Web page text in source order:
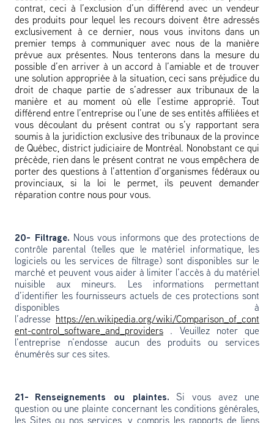
contrat, ceci à l’exclusion d’un différend avec un vendeur
des produits pour lequel les recours doivent être adressés
exclusivement à ce dernier, nous vous invitons dans un
premier temps à communiquer avec nous de la manière
prévue aux présentes. Nous tenterons dans la mesure du
possible d’en arriver à un accord à l’amiable et de trouver
une solution appropriée à la situation, ceci sans préjudice du
droit de chaque partie de s’adresser aux tribunaux de la
manière et au moment où elle l’estime approprié. Tout
différend entre l’entreprise ou l’une de ses entités affiliées et
vous découlant du présent contrat ou s’y rapportant sera
soumis à la juridiction exclusive des tribunaux de la province
de Québec, district judiciaire de Montréal. Nonobstant ce qui
précède, rien dans le présent contrat ne vous empêchera de
porter des questions à l’attention d’organismes fédéraux ou
provinciaux, si la loi le permet, ils peuvent demander
réparation contre nous pour vous.
20- Filtrage. Nous vous informons que des protections de
contrôle parental (telles que le matériel informatique, les
logiciels ou les services de filtrage) sont disponibles sur le
marché et peuvent vous aider à limiter l’accès à du matériel
nuisible aux mineurs. Les informations permettant
d’identifier les fournisseurs actuels de ces protections sont
disponibles à
l’adresse
https://en.wikipedia.org/wiki/Comparison_of_cont
ent-control_software_and_providers . Veuillez noter que
l’entreprise n’endosse aucun des produits ou services
énumérés sur ces sites.
21- Renseignements ou plaintes. Si vous avez une
question ou une plainte concernant les conditions générales,